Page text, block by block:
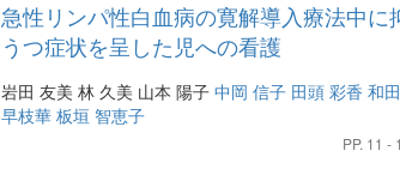
急性リンパ性白血病の寛解導入療法中に
うつ症状を呈した児への看護
岩田 友美 林 久美 山本 陽子 中岡 信子 田頭 彩香 和田
早枝華 板垣 智恵子
PP. 11 -